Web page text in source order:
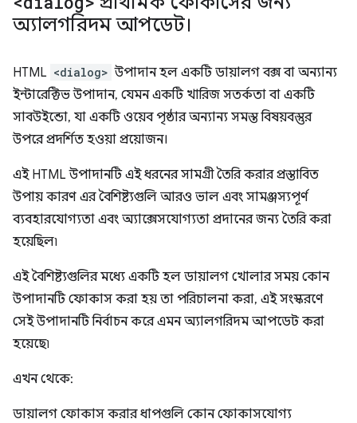
অ্যালগরিদম আপডেট।
HTML <dialog> উপাদান হল একটি ডায়ালগ বক্স বা অন্যান্য
ইন্টারেক্টিভ উপাদান, যেমন একটি খারিজ সতর্কতা বা একটি
সাবউইন্ডো, যা একটি ওয়েব পৃষ্ঠার অন্যান্য সমস্ত বিষয়বস্তুর
উপরে প্রদর্শিত হওয়া প্রয়োজন।
এই HTML উপাদানটি এই ধরনের সামগ্রী তৈরি করার প্রস্তাবিত
উপায় কারণ এর বৈশিষ্ট্যগুলি আরও ভাল এবং সামঞ্জস্যপূর্ণ
ব্যবহারযোগ্যতা এবং অ্যাক্সেসযোগ্যতা প্রদানের জন্য তৈরি করা
হয়েছিল৷
এই বৈশিষ্ট্যগুলির মধ্যে একটি হল ডায়ালগ খোলার সময় কোন
উপাদানটি ফোকাস করা হয় তা পরিচালনা করা, এই সংস্করণে
সেই উপাদানটি নির্বাচন করে এমন অ্যালগরিদম আপডেট করা
হয়েছে৷
এখন থেকে:
ডায়ালগ ফোকাস করার ধাপগুলি কোন ফোকাসযোগ্য